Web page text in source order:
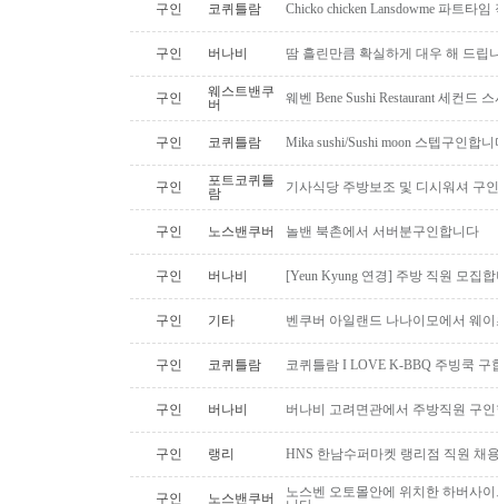
구인 코퀴틀람 Chicko chicken Lansdowme 파트타
구인 버나비 땀 흘린만큼 확실하게 대우 해 드립
구인
웨스트밴쿠
버
웨벤 Bene Sushi Restaurant 세컨드
구인 코퀴틀람 Mika sushi/Sushi moon 스텝구인합
구인
포트코퀴틀
람
기사식당 주방보조 및 디시워셔 구
구인 노스밴쿠버 놀밴 북촌에서 서버분구인합니다
구인 버나비 [Yeun Kyung 연경] 주방 직원 모집
구인 기타 벤쿠버 아일랜드 나나이모에서 웨
구인 코퀴틀람 코퀴틀람 I LOVE K-BBQ 주빙쿡 구
구인 버나비 버나비 고려면관에서 주방직원 구
구인 랭리 HNS 한남수퍼마켓 랭리점 직원 채
구인 노스밴쿠버
노스벤 오토몰안에 위치한 하버사